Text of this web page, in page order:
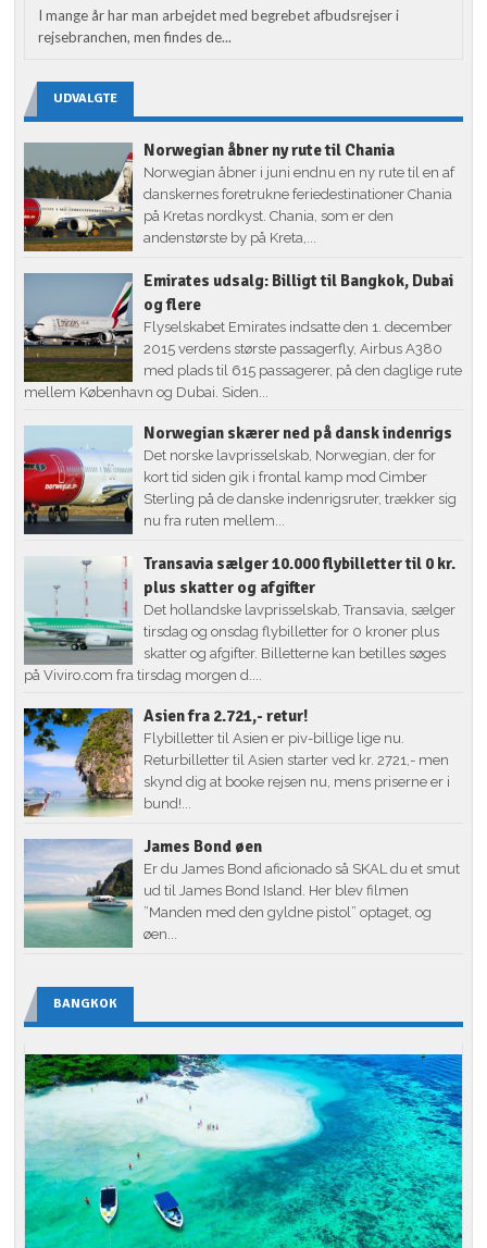
I mange år har man arbejdet med begrebet afbudsrejser i
rejsebranchen, men findes de...
UDVALGTE
Norwegian åbner ny rute til Chania
Norwegian åbner i juni endnu en ny rute til en af
danskernes foretrukne feriedestinationer Chania
på Kretas nordkyst. Chania, som er den
andenstørste by på Kreta,...
Emirates udsalg: Billigt til Bangkok, Dubai
og flere
Flyselskabet Emirates indsatte den 1. december
2015 verdens største passagerfly, Airbus A380
med plads til 615 passagerer, på den daglige rute
mellem København og Dubai. Siden...
Norwegian skærer ned på dansk indenrigs
Det norske lavprisselskab, Norwegian, der for
kort tid siden gik i frontal kamp mod Cimber
Sterling på de danske indenrigsruter, trækker sig
nu fra ruten mellem...
Transavia sælger 10.000 flybilletter til 0 kr.
plus skatter og afgifter
Det hollandske lavprisselskab, Transavia, sælger
tirsdag og onsdag flybilletter for 0 kroner plus
skatter og afgifter. Billetterne kan betilles søges
på Viviro.com fra tirsdag morgen d....
Asien fra 2.721,- retur!
Flybilletter til Asien er piv-billige lige nu.
Returbilletter til Asien starter ved kr. 2721,- men
skynd dig at booke rejsen nu, mens priserne er i
bund!...
James Bond øen
Er du James Bond aficionado så SKAL du et smut
ud til James Bond Island. Her blev filmen
”Manden med den gyldne pistol” optaget, og
øen...
BANGKOK